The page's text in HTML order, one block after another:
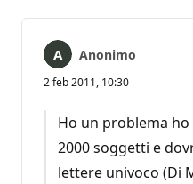
Anonimo
2 feb 2011, 10:30
Ho un problema
2000 soggetti e
lettere univoco (Di